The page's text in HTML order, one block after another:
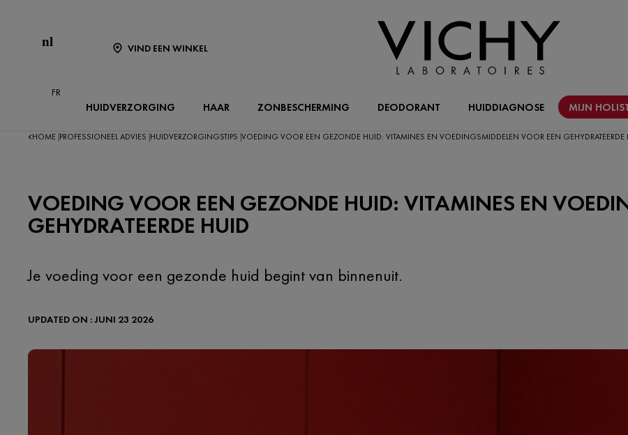
nl
FR
VIND EEN WINKEL
HUIDVERZORGING HAAR ZONBESCHERMING DEODORANT HUIDDIAGNOSE MIJN
HOME PROFESSIONEEL ADVIES HUIDVERZORGINGSTIPS VOEDING VOOR EEN GEZONDE HUID: VITAMINES EN VOEDINGSMIDDELEN VOOR EEN GEHYDRATEERDE
VOEDING VOOR EEN GEZONDE HUID: VITAMINES EN
GEHYDRATEERDE HUID
Je voeding voor een gezonde huid begint van binnenuit.
UPDATED ON : JUNI 23 2026